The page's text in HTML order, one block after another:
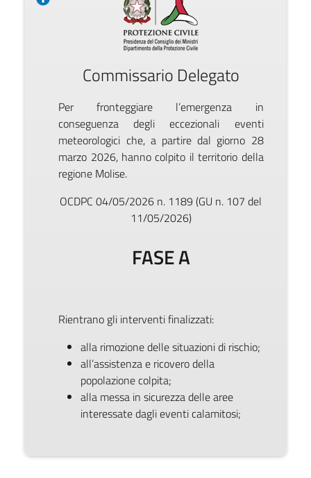
Commissario Delegato
Per fronteggiare l’emergenza in
conseguenza degli eccezionali eventi
meteorologici che, a partire dal giorno 28
marzo 2026, hanno colpito il territorio della
regione Molise.
OCDPC 04/05/2026 n. 1189 (GU n. 107 del
11/05/2026)
FASE A
Rientrano gli interventi finalizzati:
alla rimozione delle situazioni di rischio;
all’assistenza e ricovero della
popolazione colpita;
alla messa in sicurezza delle aree
interessate dagli eventi calamitosi;